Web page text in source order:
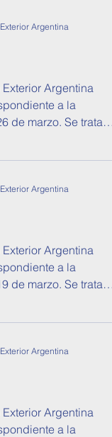
Argentina
Argentina
a la
de marzo. Se tratan
Argentina
Argentina
a la
de marzo. Se tratan
Argentina
Argentina
a la